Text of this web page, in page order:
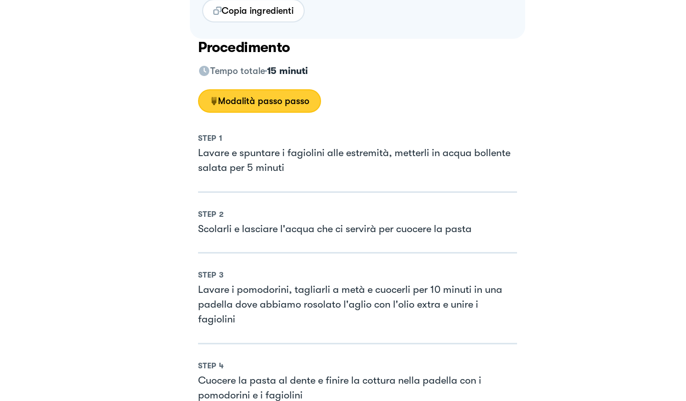
Copia ingredienti
Procedimento
Tempo totale 15 minuti
Modalità passo passo
STEP 1
Lavare e spuntare i fagiolini alle estremità, metterli in acqua bollente
salata per 5 minuti
STEP 2
Scolarli e lasciare l'acqua che ci servirà per cuocere la pasta
STEP 3
Lavare i pomodorini, tagliarli a metà e cuocerli per 10 minuti in una
padella dove abbiamo rosolato l'aglio con l'olio extra e unire i
fagiolini
STEP 4
Cuocere la pasta al dente e finire la cottura nella padella con i
pomodorini e i fagiolini